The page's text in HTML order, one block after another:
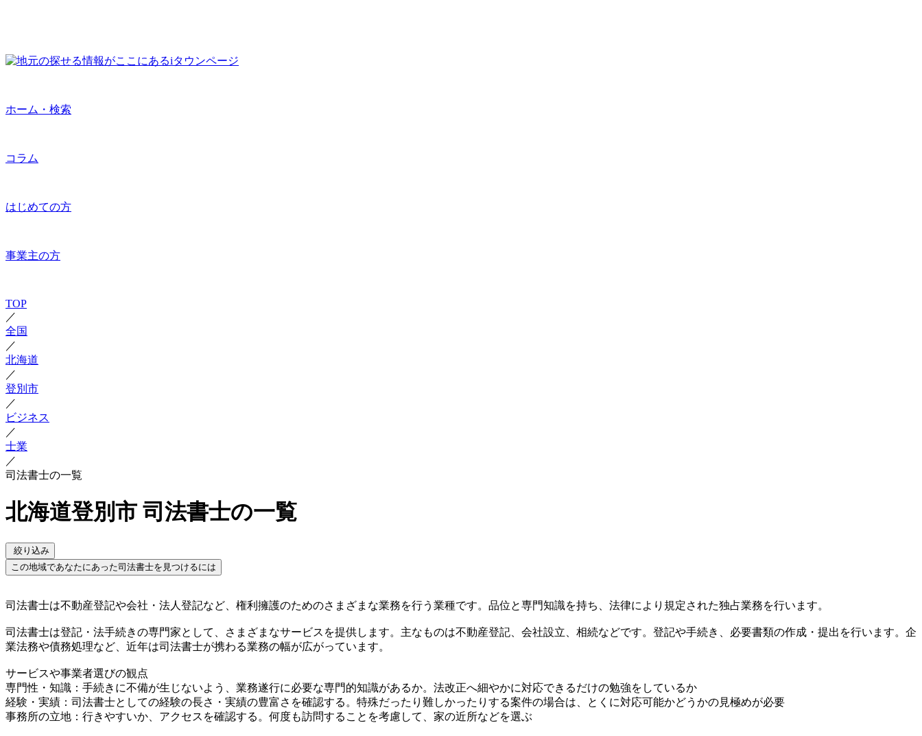
ホーム・検索
コラム
はじめての方
事業主の方
TOP
／
全国
／
北海道
／
登別市
／
ビジネス
／
士業
／
司法書士の一覧
北海道登別市 司法書士の一覧
絞り込み
この地域であなたにあった司法書士を見つけるには
司法書士は不動産登記や会社・法人登記など、権利擁護のためのさまざまな業務を行う業種です。品位と専門知識を持ち、法律により規定された独占業務を行います。
司法書士は登記・法手続きの専門家として、さまざまなサービスを提供します。主なものは不動産登記、会社設立、相続などです。登記や手続き、必要書類の作成・提出を行います。企
業法務や債務処理など、近年は司法書士が携わる業務の幅が広がっています。
サービスや事業者選びの観点
専門性・知識：手続きに不備が生じないよう、業務遂行に必要な専門的知識があるか。法改正へ細やかに対応できるだけの勉強をしているか
経験・実績：司法書士としての経験の長さ・実績の豊富さを確認する。特殊だったり難しかったりする案件の場合は、とくに対応可能かどうかの見極めが必要
事務所の立地：行きやすいか、アクセスを確認する。何度も訪問することを考慮して、家の近所などを選ぶ